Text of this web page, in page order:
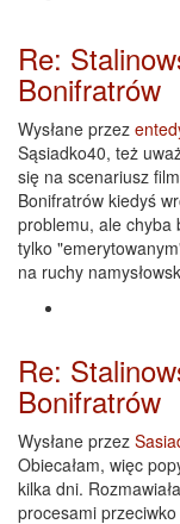
Re:
Bonifratrów
Wysłane przez
Sąsiadko40, też
się na scenariusz
Bonifratrów kiedyś
problemu, ale chyba
tylko
na ruchy
Re:
Bonifratrów
Wysłane przez
Obiecałam, więc
kilka dni.
procesami